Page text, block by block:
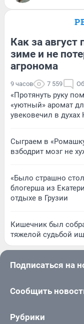
Как за август
зиме и не
агронома
9 часов 7 559
«Протянуть руку
«уютный» аромат
увековечил в
Сыграем в
взбодрит мозг не
«Было страшно
блогерша из
отдыхе в Грузии
Кишечник был
тяжелой судьбой
Подписаться на
Сообщить
Рубрики